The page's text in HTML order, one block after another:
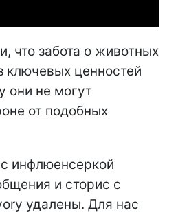
что забота о животных
ключевых ценностей
они не могут
от подобных
инфлюенсеркой
и сторис с
удалены. Для нас